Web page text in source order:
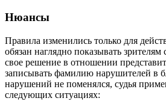
Нюансы
Правила изменились только для
обязан наглядно показывать
свое решение в отношении
записывать фамилию нарушителей в
нарушений не поменялся, судья
следующих ситуациях: